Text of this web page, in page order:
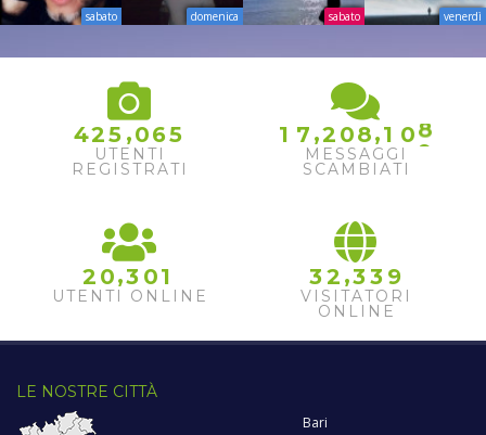
sabato domenica sabato venerdì
425 ,065
UTENTI
REGISTRATI
1 7 ,2 08,1 09
MESSAGGI
SCAMBIATI
2 0,3 01
UTENTI ONLINE
32 ,33 9
VISITATORI
ONLINE
LE NOSTRE CITTÀ
Bari